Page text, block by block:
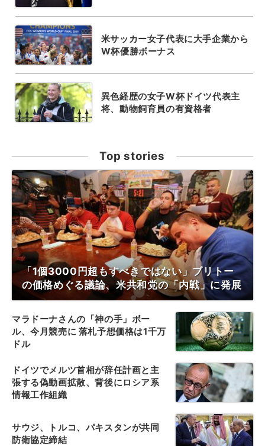
米サッカー女子代表に大手企業から
W杯優勝ボーナス
異色経歴の女子W杯ドイツ代表主
将、動物飼育員の有資格者
Top stories
「1個3000円超もすべきではない」ブリトー
の価格めぐる議論、米共和党の「内戦」に発展
マラドーナさんの「神の手」ボー
ル、今月競売に 落札予想価格は1千万
ドル
ドイツでメルツ首相が辞任計画と主
張する偽動画拡散、背後にロシア系
情報工作組織
サウジ、トルコ、パキスタンが共同
防衛協定締結